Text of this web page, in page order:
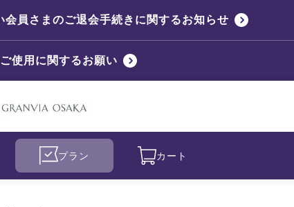
員さまのご退会手続きに関するお知らせ
使用に関するお願い
プラン カート